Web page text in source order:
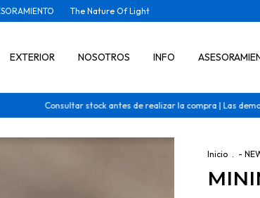
The Nature Of Light
EXTERIOR NOSOTROS INFO
Consultar stock antes de realizar la compra | Las demoras son
Inicio . -